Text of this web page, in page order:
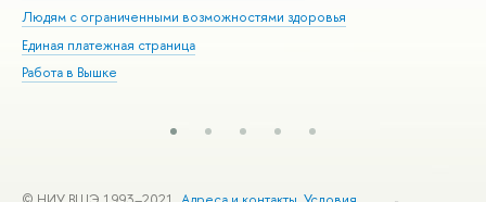
Людям с ограниченными возможностями здоровья
Единая платежная страница
Работа в Вышке